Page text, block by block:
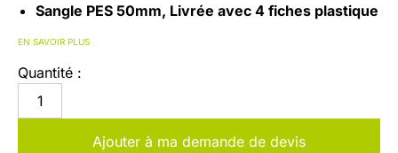
Sangle PES 50mm, Livrée avec 4 fiches plastique
Coloris : Bleu
EN SAVOIR PLUS
Quantité :
Ajouter à ma demande de devis